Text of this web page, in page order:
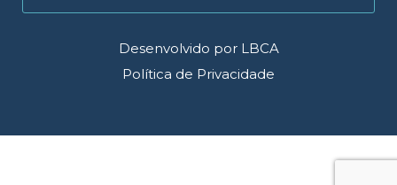
Desenvolvido por LBCA
Política de Privacidade